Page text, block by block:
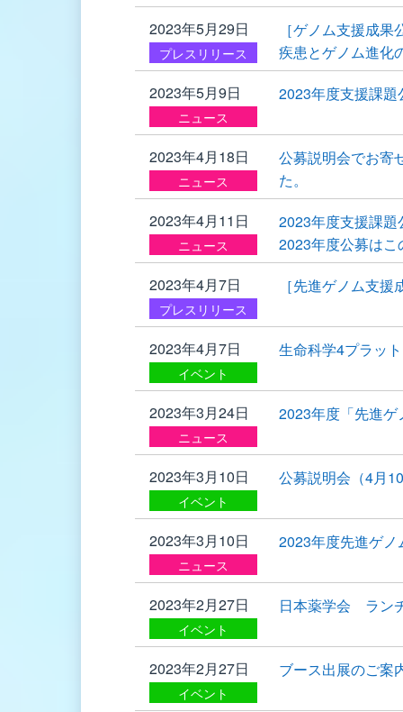
2023年5月29日
プレスリリース
［ゲノム支援成
疾患とゲノム進
2023年5月9日
ニュース
2023年度支援課
2023年4月18日
ニュース
公募説明会でお寄
た。
2023年4月11日
ニュース
2023年度支援課
2023年度公募は
2023年4月7日
プレスリリース
［先進ゲノム支
2023年4月7日
イベント
生命科学4プラッ
2023年3月24日
ニュース
2023年度「先進
2023年3月10日
イベント
公募説明会（4月
2023年3月10日
ニュース
2023年度先進ゲ
2023年2月27日
イベント
日本薬学会 ラン
2023年2月27日
イベント
ブース出展のご案